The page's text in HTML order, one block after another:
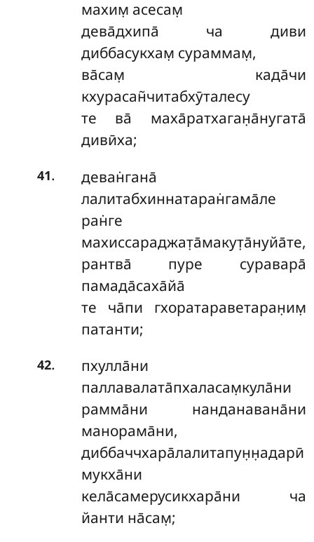
махим̣ асесам̣
дева̄дхипа̄ ча диви
диббасукхам̣ сураммам̣,
ва̄сам̣ када̄чи
кхурасан̃читабхӯталесу
те ва̄ маха̄ратхаган̣а̄нугата̄
дивӣха;
41.
деван̇гана̄
лалитабхиннатаран̇гама̄ле
ран̇ге
махиссараджат̣а̄макут̣а̄нуйа̄те,
рантва̄ пуре суравара̄
памада̄саха̄йа̄
те ча̄пи гхоратараветаран̣им̣
патанти;
42.
пхулла̄ни
паллавалата̄пхаласам̣кула̄ни
рамма̄ни нанданавана̄ни
манорама̄ни,
диббаччхара̄лалитапун̣н̣адарӣ
мукха̄ни
кела̄самерусикхара̄ни ча
йанти на̄сам̣;